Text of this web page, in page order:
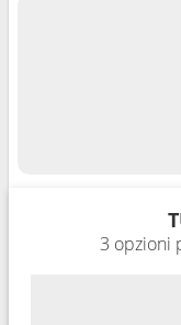
3 opzioni